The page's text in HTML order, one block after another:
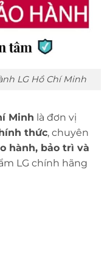
LG Hồ Chí Minh
Minh là đơn vị
thức, chuyên
hành, bảo trì và
LG chính hãng